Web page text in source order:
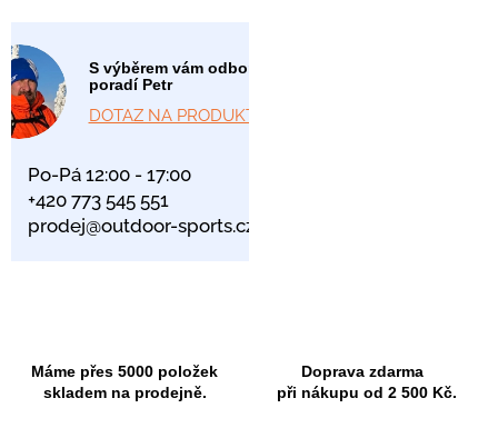
S výběrem vám odborně
poradí Petr
DOTAZ NA PRODUKT
Po-Pá 12:00 - 17:00
+420 773 545 551
prodej@outdoor-sports.cz
Máme přes 5000 položek
skladem na prodejně.
Doprava zdarma
při nákupu od 2 500 Kč.